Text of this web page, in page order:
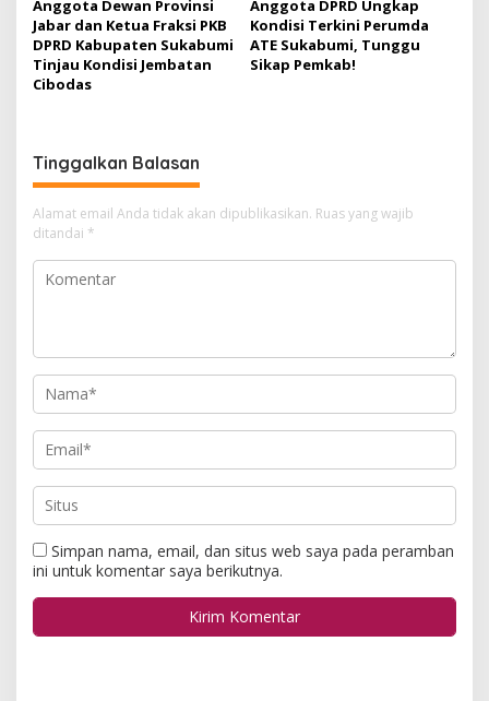
Anggota Dewan Provinsi
Jabar dan Ketua Fraksi PKB
DPRD Kabupaten Sukabumi
Tinjau Kondisi Jembatan
Cibodas
Anggota DPRD Ungkap
Kondisi Terkini Perumda
ATE Sukabumi, Tunggu
Sikap Pemkab!
Tinggalkan Balasan
Alamat email Anda tidak akan dipublikasikan. Ruas yang wajib
ditandai *
Simpan nama, email, dan situs web saya pada peramban
ini untuk komentar saya berikutnya.